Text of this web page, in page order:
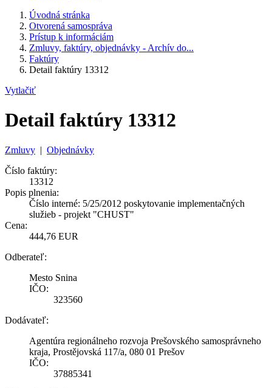
Úvodná stránka
Otvorená samospráva
Prístup k informáciám
Zmluvy, faktúry, objednávky - Archív do...
Faktúry
Detail faktúry 13312
Vytlačiť
Detail faktúry 13312
Zmluvy | Objednávky
Číslo faktúry:
13312
Popis plnenia:
Číslo interné: 5/25/2012 poskytovanie implementačných
služieb - projekt "CHUST"
Cena:
444,76 EUR
Odberateľ:
Mesto Snina
IČO:
323560
Dodávateľ:
Agentúra regionálneho rozvoja Prešovského samosprávneho
kraja, Prostějovská 117/a, 080 01 Prešov
IČO:
37885341